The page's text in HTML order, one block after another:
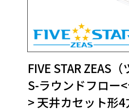
FIVE STAR ZEAS（
S-ラウンドフロー
> 天井カセット形